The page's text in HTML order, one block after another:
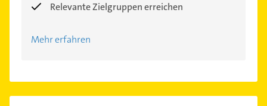
Relevante Zielgruppen erreichen
Mehr erfahren